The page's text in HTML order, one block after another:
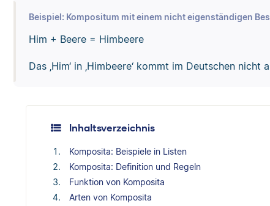
Beispiel: Kompositum mit einem nicht eigenständigen
Him + Beere = Himbeere
Das ‚Him‘ in ‚Himbeere‘ kommt im Deutschen nicht
Inhaltsverzeichnis
Komposita: Beispiele in Listen
Komposita: Definition und Regeln
Funktion von Komposita
Arten von Komposita